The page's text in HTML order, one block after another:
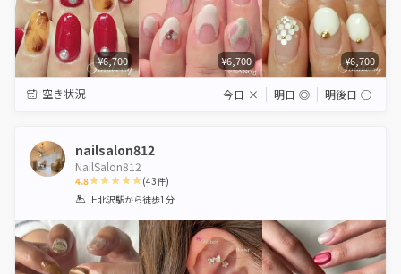
¥6,700 ¥6,700 ¥6,700
空き状況 今日 × 明日 ◎ 明後日 ◯
nailsalon812
NailSalon812
4.8
1 2 3 4 5
(43件)
上北沢駅から徒歩1分